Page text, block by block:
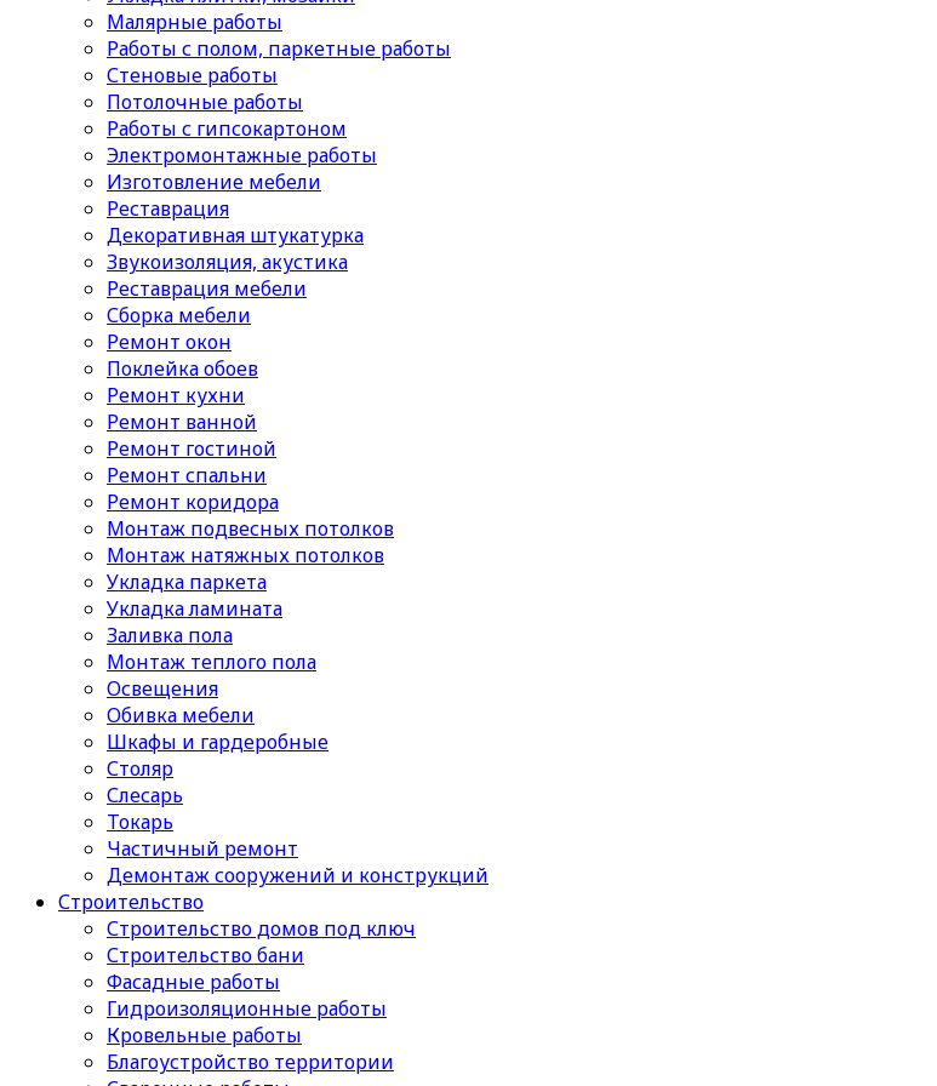
Малярные работы
Работы с полом, паркетные работы
Стеновые работы
Потолочные работы
Работы с гипсокартоном
Электромонтажные работы
Изготовление мебели
Реставрация
Декоративная штукатурка
Звукоизоляция, акустика
Реставрация мебели
Сборка мебели
Ремонт окон
Поклейка обоев
Ремонт кухни
Ремонт ванной
Ремонт гостиной
Ремонт спальни
Ремонт коридора
Монтаж подвесных потолков
Монтаж натяжных потолков
Укладка паркета
Укладка ламината
Заливка пола
Монтаж теплого пола
Освещения
Обивка мебели
Шкафы и гардеробные
Столяр
Слесарь
Токарь
Частичный ремонт
Демонтаж сооружений и конструкций
Строительство
Строительство домов под ключ
Строительство бани
Фасадные работы
Гидроизоляционные работы
Кровельные работы
Благоустройство территории